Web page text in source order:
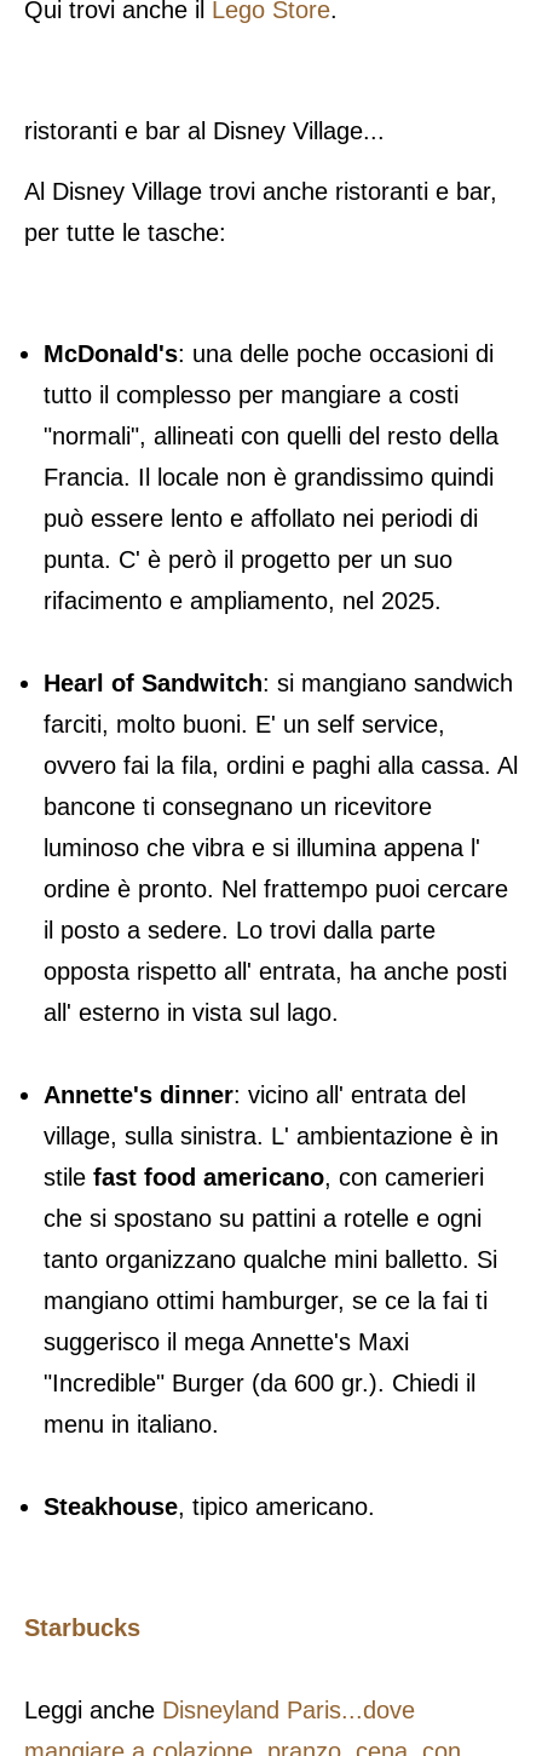
Qui trovi anche il Lego Store.
ristoranti e bar al Disney Village...
Al Disney Village trovi anche ristoranti e bar,
per tutte le tasche:
McDonald's: una delle poche occasioni di
tutto il complesso per mangiare a costi
"normali", allineati con quelli del resto della
Francia. Il locale non è grandissimo quindi
può essere lento e affollato nei periodi di
punta. C' è però il progetto per un suo
rifacimento e ampliamento, nel 2025.
Hearl of Sandwitch: si mangiano sandwich
farciti, molto buoni. E' un self service,
ovvero fai la fila, ordini e paghi alla cassa. Al
bancone ti consegnano un ricevitore
luminoso che vibra e si illumina appena l'
ordine è pronto. Nel frattempo puoi cercare
il posto a sedere. Lo trovi dalla parte
opposta rispetto all' entrata, ha anche posti
all' esterno in vista sul lago.
Annette's dinner: vicino all' entrata del
village, sulla sinistra. L' ambientazione è in
stile fast food americano, con camerieri
che si spostano su pattini a rotelle e ogni
tanto organizzano qualche mini balletto. Si
mangiano ottimi hamburger, se ce la fai ti
suggerisco il mega Annette's Maxi
"Incredible" Burger (da 600 gr.). Chiedi il
menu in italiano.
Steakhouse, tipico americano.
Starbucks
Leggi anche Disneyland Paris...dove